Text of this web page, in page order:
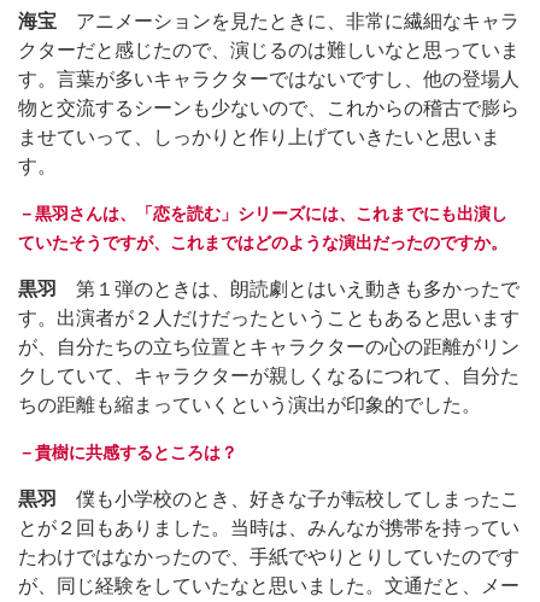
海宝 アニメーションを見たときに、非常に繊細なキャラ
クターだと感じたので、演じるのは難しいなと思っていま
す。言葉が多いキャラクターではないですし、他の登場人
物と交流するシーンも少ないので、これからの稽古で膨ら
ませていって、しっかりと作り上げていきたいと思いま
す。
－黒羽さんは、「恋を読む」シリーズには、これまでにも出演し
ていたそうですが、これまではどのような演出だったのですか。
黒羽
第１弾のときは、朗読劇とはいえ動きも多かったで
す。出演者が２人だけだったということもあると思います
が、自分たちの立ち位置とキャラクターの心の距離がリン
クしていて、キャラクターが親しくなるにつれて、自分た
ちの距離も縮まっていくという演出が印象的でした。
－貴樹に共感するところは？
黒羽
僕も小学校のとき、好きな子が転校してしまったこ
とが２回もありました。当時は、みんなが携帯を持ってい
たわけではなかったので、手紙でやりとりしていたのです
が、同じ経験をしていたなと思いました。文通だと、メー